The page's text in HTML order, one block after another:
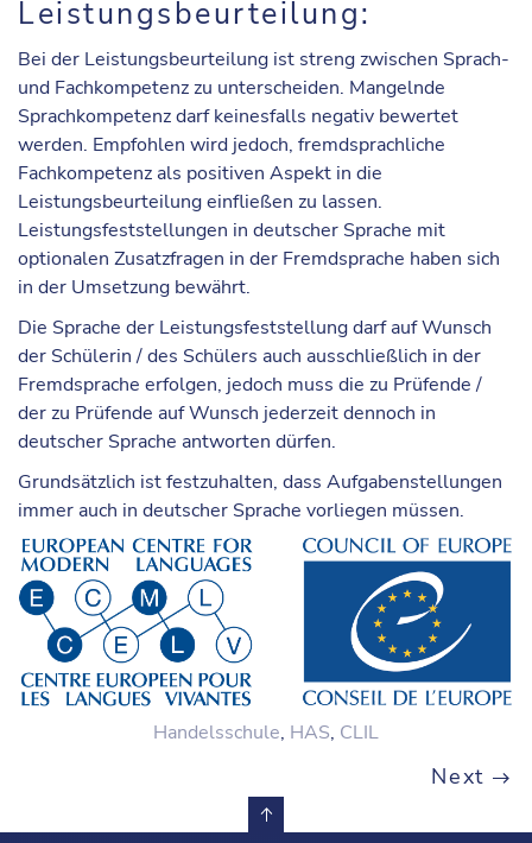
Leistungsbeurteilung:
Bei der Leistungsbeurteilung ist streng zwischen Sprach-
und Fachkompetenz zu unterscheiden. Mangelnde
Sprachkompetenz darf keinesfalls negativ bewertet
werden. Empfohlen wird jedoch, fremdsprachliche
Fachkompetenz als positiven Aspekt in die
Leistungsbeurteilung einfließen zu lassen.
Leistungsfeststellungen in deutscher Sprache mit
optionalen Zusatzfragen in der Fremdsprache haben sich
in der Umsetzung bewährt.
Die Sprache der Leistungsfeststellung darf auf Wunsch
der Schülerin / des Schülers auch ausschließlich in der
Fremdsprache erfolgen, jedoch muss die zu Prüfende /
der zu Prüfende auf Wunsch jederzeit dennoch in
deutscher Sprache antworten dürfen.
Grundsätzlich ist festzuhalten, dass Aufgabenstellungen
immer auch in deutscher Sprache vorliegen müssen.
Handelsschule, HAS, CLIL
Next